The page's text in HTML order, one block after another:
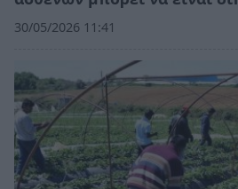
30/05/2026 11:41